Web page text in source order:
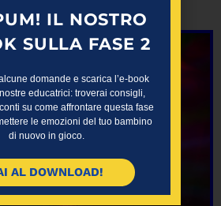
IL NOSTRO
SULLA FASE 2
domande e scarica l’e-book
educatrici: troverai consigli,
su come affrontare questa fase
le emozioni del tuo bambino
di nuovo in gioco.
AL DOWNLOAD!